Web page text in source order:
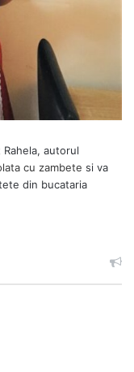
autorul
cu zambete si va
din bucataria